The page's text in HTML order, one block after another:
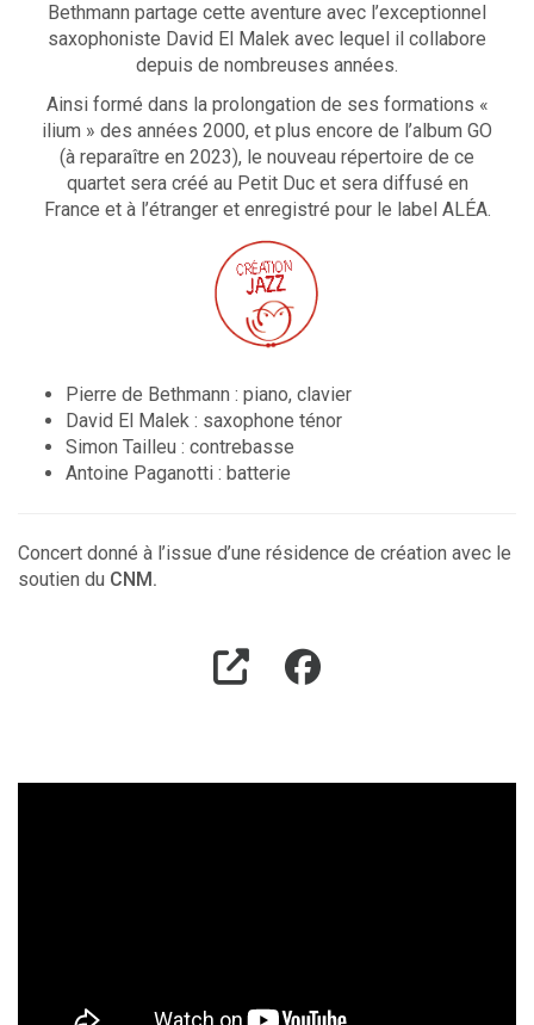
Bethmann partage cette aventure avec l’exceptionnel
saxophoniste David El Malek avec lequel il collabore
depuis de nombreuses années.
Ainsi formé dans la prolongation de ses formations «
ilium » des années 2000, et plus encore de l’album GO
(à reparaître en 2023), le nouveau répertoire de ce
quartet sera créé au Petit Duc et sera diffusé en
France et à l’étranger et enregistré pour le label ALÉA.
Pierre de Bethmann : piano, clavier
David El Malek : saxophone ténor
Simon Tailleu : contrebasse
Antoine Paganotti : batterie
Concert donné à l’issue d’une résidence de création avec le
soutien du CNM.